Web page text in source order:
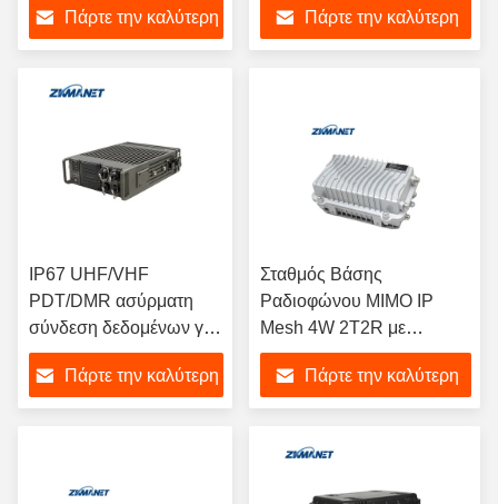
επεξεργαστή Intel I5 8G
RAM και SSD 120G για
όχημα
Πάρτε την καλύτερη
προστασία και αντοχή στη
διάβρωση από ψεκασμό
δεδομένων
Πάρτε την καλύτερη
IP67 UHF/VHF
PDT/DMR ασύρματη
σύνδεση δεδομένων για
ραδιοφωνικό δίκτυο
μεμβράνης που
τοποθετείται σε οχήματα
Πάρτε την καλύτερη
Σταθμός Βάσης
Ραδιοφώνου MIMO IP
Mesh 4W 2T2R με
Συχνότητα 1400-
1460MHz, Ρυθμό
Δεδομένων 82Mbps και
IP67
Πάρτε την καλύτερη